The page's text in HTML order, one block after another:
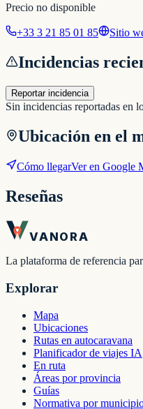
Precio no disponible
+33 3 21 85 01 85 Sitio
Incidencias
Reportar incidencia
Sin incidencias reportadas en
Ubicación en el
Cómo llegarVer en Google
Reseñas
VANORA
La plataforma de referencia
Explorar
Mapa
Ubicaciones
Rutas en autocaravana
Planificador de viajes IA
En ruta
Áreas por provincia
Guías
Normativa por